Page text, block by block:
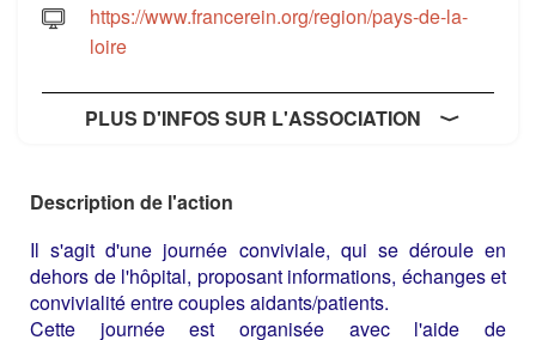
https://www.francerein.org/region/pays-de-la-
loire
PLUS D'INFOS SUR L'ASSOCIATION
Description de l'action
Il s'agit d'une journée conviviale, qui se déroule en
dehors de l'hôpital, proposant informations, échanges et
convivialité entre couples aidants/patients.
Cette journée est organisée avec l'aide de